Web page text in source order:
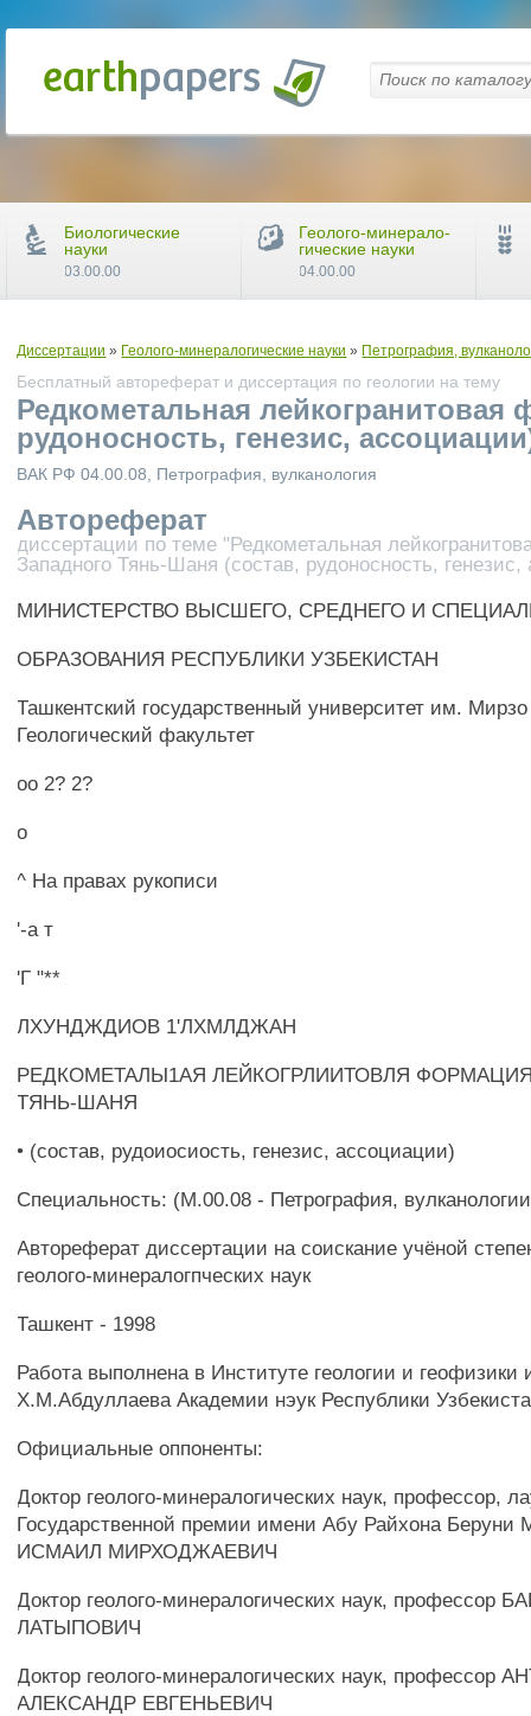
Диссертации » Геолого-минералогические науки » Петрография,
Бесплатный автореферат и диссертация по геологии на тему
Редкометальная
рудоносность, генезис,
ВАК РФ 04.00.08, Петрография, вулканология
Автореферат
диссертации по теме "Редкометальная
Западного Тянь-Шаня (состав, рудоносность,
МИНИСТЕРСТВО ВЫСШЕГО, СРЕДНЕГО И
ОБРАЗОВАНИЯ РЕСПУБЛИКИ УЗБЕКИСТАН
Ташкентский государственный университет им. Мирзо
Геологический факультет
оо 2? 2?
о
^ На правах рукописи
'-а т
'Г "**
ЛХУНДЖДИОВ 1'ЛХМЛДЖАН
РЕДКОМЕТАЛЫ1АЯ ЛЕЙКОГРЛИИТОВЛЯ
ТЯНЬ-ШАНЯ
• (состав, рудоиосиость, генезис, ассоциации)
Специальность: (М.00.08 - Петрография, вулканологии
Автореферат диссертации на соискание учёной
геолого-минералогпческих наук
Ташкент - 1998
Работа выполнена в Институте геологии и геофизики
Х.М.Абдуллаева Академии нэук Республики
Официальные оппоненты:
Доктор геолого-минералогических наук, профессор,
Государственной премии имени Абу Райхона
ИСМАИЛ МИРХОДЖАЕВИЧ
Доктор геолого-минералогических наук, профессор
ЛАТЫПОВИЧ
Доктор геолого-минералогических наук, профессор
АЛЕКСАНДР ЕВГЕНЬЕВИЧ
Биологические
науки
03.00.00
Геолого-минерало-
гические науки
04.00.00